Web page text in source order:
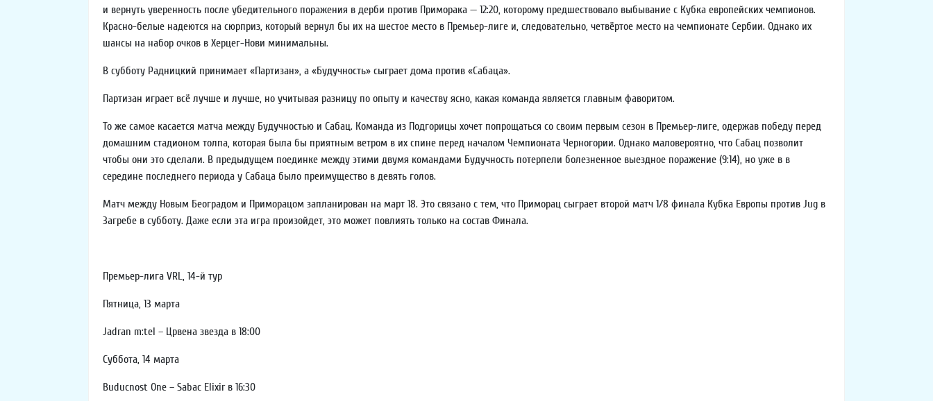
и вернуть уверенность после убедительного поражения в дерби против Приморака — 12:20, которому предшествовало выбывание с Кубка европейских чемпионов.
Красно-белые надеются на сюрприз, который вернул бы их на шестое место в Премьер-лиге и, следовательно, четвёртое место на чемпионате Сербии. Однако их
шансы на набор очков в Херцег-Нови минимальны.
В субботу Радницкий принимает «Партизан», а «Будучность» сыграет дома против «Сабаца».
Партизан играет всё лучше и лучше, но учитывая разницу по опыту и качеству ясно, какая команда является главным фаворитом.
То же самое касается матча между Будучностью и Сабац. Команда из Подгорицы хочет попрощаться со своим первым сезон в Премьер-лиге, одержав победу перед
домашним стадионом толпа, которая была бы приятным ветром в их спине перед началом Чемпионата Черногории. Однако маловероятно, что Сабац позволит
чтобы они это сделали. В предыдущем поединке между этими двумя командами Будучность потерпели болезненное выездное поражение (9:14), но уже в в
середине последнего периода у Сабаца было преимущество в девять голов.
Матч между Новым Београдом и Приморацом запланирован на март 18. Это связано с тем, что Приморац сыграет второй матч 1/8 финала Кубка Европы против Jug в
Загребе в субботу. Даже если эта игра произойдет, это может повлиять только на состав Финала.
Премьер-лига VRL, 14-й тур
Пятница, 13 марта
Jadran m:tel – Црвена звезда в 18:00
Суббота, 14 марта
Buducnost One – Sabac Elixir в 16:30